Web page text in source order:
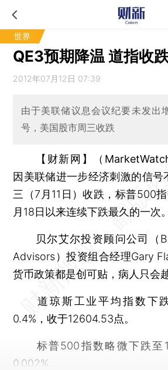
世界
QE3预期降温 道指收
2012年07月12日 07:39
由于美联储议息会议纪要未发出
号，美国股市周三收跌
【财新网】（
因美联储进一步经济刺激的信号
三（7月11日）收跌，标普500
月18日以来连续下跌最久的一次。
贝尔艾尔投资顾问公司（
Advisors）投资组合经理Gary
货币政策都是创可贴，病人只会
道琼斯工业平均指数下跌
0.4%，收于12604.53点。
标普500指数略微下跌至
0.002%。